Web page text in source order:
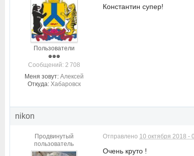
Пользователи
Cообщений: 2 708
Меня зовут: Алексей
Откуда: Хабаровск
Константин супер!
nikon
Продвинутый
пользователь
Отправлено 10 октября 2018 -
Очень круто !